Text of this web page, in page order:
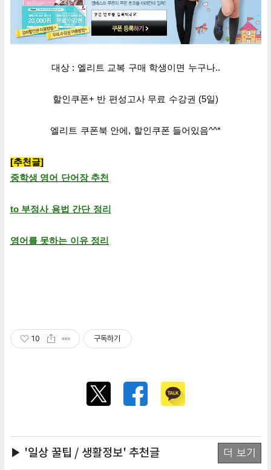
대상 : 엘리트 교복 구매 학생이면 누구나..
할인쿠폰+ 반 편성 고사 무료 수강권 (5일)
엘리트 쿠폰북 안에, 할인 쿠폰 들어있음^^*
[추천글]
중학생 영어 단어장 추천
to 부정사 용법 간단 정리
영어를 못하는 이유 정리
10 구독하기
▶ '일상 꿀팁 / 생활정보' 추천글 더 보기